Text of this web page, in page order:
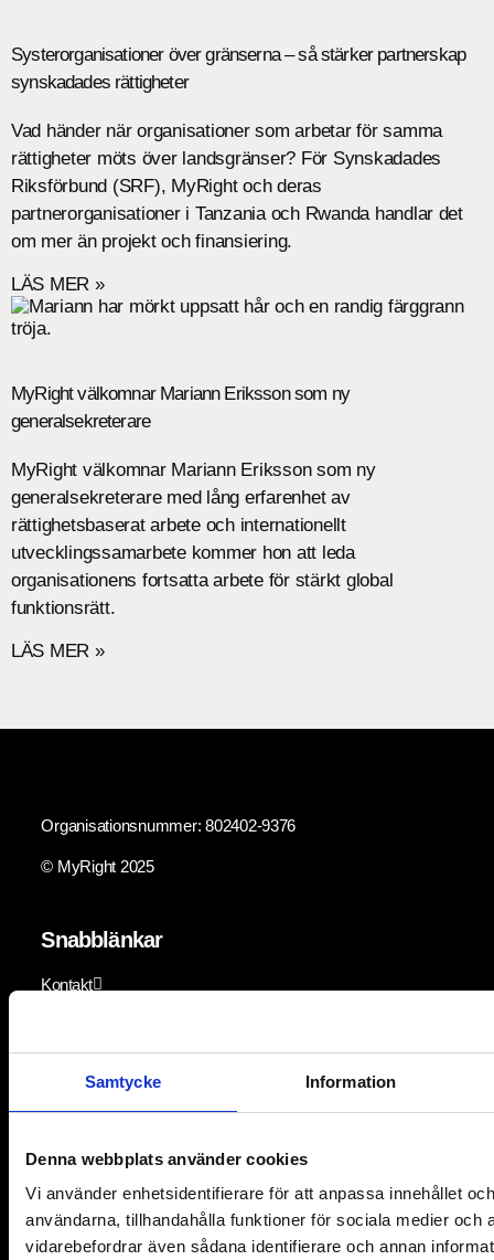
Samtycke Information
Denna webbplats använder cookies
Vi använder enhetsidentifierare för att anpassa innehållet
användarna, tillhandahålla funktioner för sociala medier och
vidarebefordrar även sådana identifierare och annan
Systerorganisationer över gränserna – så stärker partnerskap
synskadades rättigheter
Vad händer när organisationer som arbetar för samma
rättigheter möts över landsgränser? För Synskadades
Riksförbund (SRF), MyRight och deras
partnerorganisationer i Tanzania och Rwanda handlar det
om mer än projekt och finansiering.
LÄS MER »
MyRight välkomnar Mariann Eriksson som ny
generalsekreterare
MyRight välkomnar Mariann Eriksson som ny
generalsekreterare med lång erfarenhet av
rättighetsbaserat arbete och internationellt
utvecklingssamarbete kommer hon att leda
organisationens fortsatta arbete för stärkt global
funktionsrätt.
LÄS MER »
Organisationsnummer: 802402-9376
© MyRight 2025
Snabblänkar
Kontakt
För medlemmar
For Partners
Aktuellt
Lediga jobb